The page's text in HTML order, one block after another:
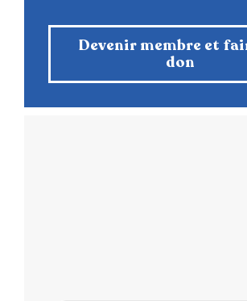
Devenir membre et
don